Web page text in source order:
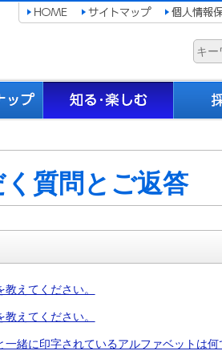
質問とご返答
えてください。
えてください。
一緒に印字されているアルファベットは何